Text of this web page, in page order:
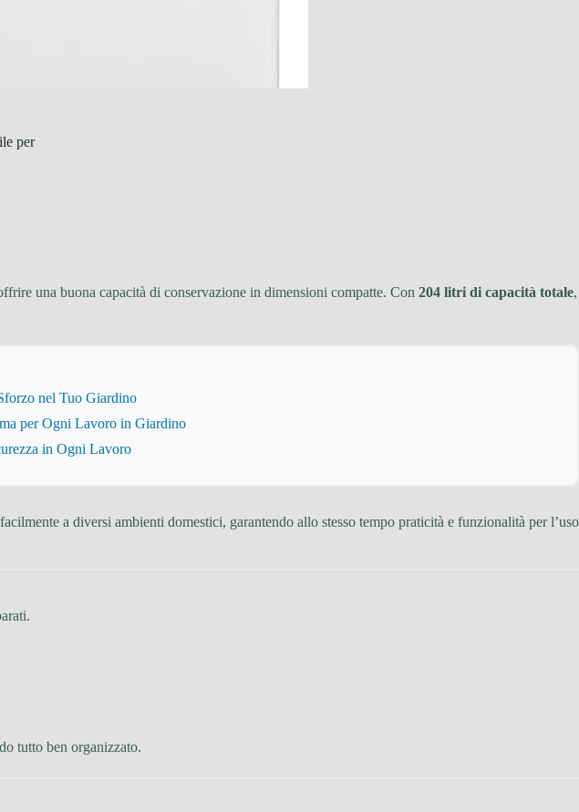
per
una buona capacità di conservazione in dimensioni compatte. Con 204 litri di capacità totale,
nel Tuo Giardino
per Ogni Lavoro in Giardino
in Ogni Lavoro
a diversi ambienti domestici, garantendo allo stesso tempo praticità e funzionalità per l’uso
tutto ben organizzato.